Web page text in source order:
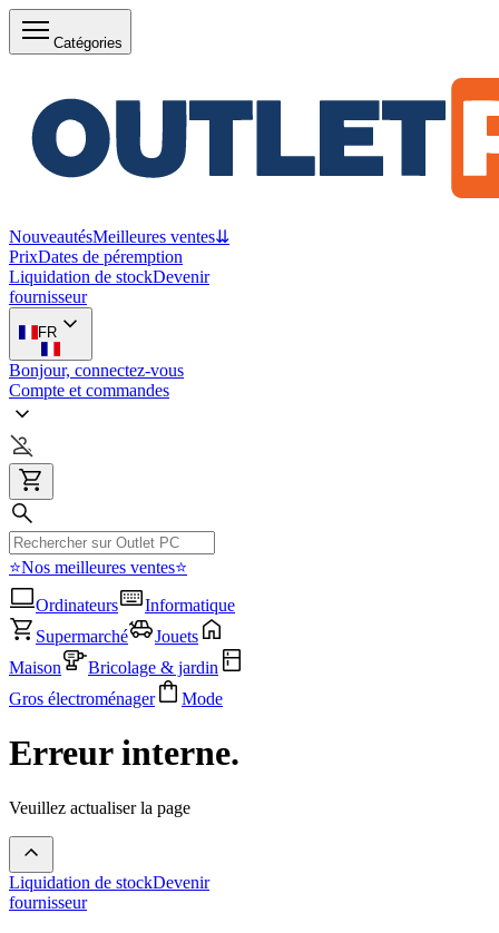
Catégories
NouveautésMeilleures ventes⇊
PrixDates de péremption
Liquidation de stockDevenir
fournisseur
FR
Bonjour, connectez-vous
Compte et commandes
⭐Nos meilleures ventes⭐
Ordinateurs
Informatique
Supermarché
Jouets
Maison
Bricolage & jardin
Gros électroménager
Mode
Erreur interne.
Veuillez actualiser la page
Liquidation de stockDevenir
fournisseur